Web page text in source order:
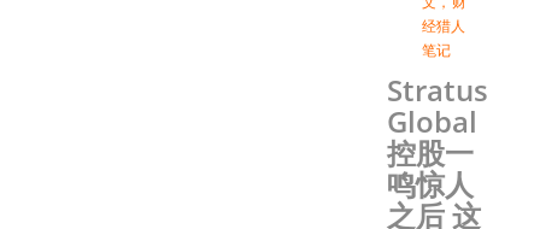
经猎人
笔记
Stratus
Global
控股一
鸣惊人
之后 这